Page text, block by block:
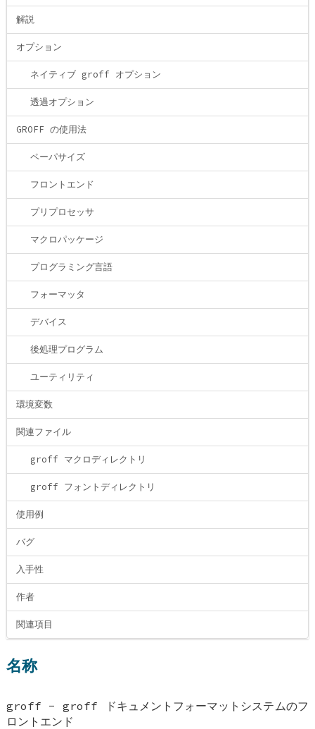
解説
オプション
ネイティブ groff オプション
透過オプション
GROFF の使用法
ペーパサイズ
フロントエンド
プリプロセッサ
マクロパッケージ
プログラミング言語
フォーマッタ
デバイス
後処理プログラム
ユーティリティ
環境変数
関連ファイル
groff マクロディレクトリ
groff フォントディレクトリ
使用例
バグ
入手性
作者
関連項目
名称
groff - groff ドキュメントフォーマットシステムのフ
ロントエンド